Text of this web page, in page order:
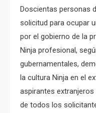
Doscientas personas
solicitud para ocupar
por el gobierno de la
Ninja profesional,
gubernamentales,
la cultura Ninja en el
aspirantes
de todos los